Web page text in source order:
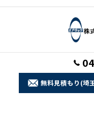
無料見積もり(埼
© 2026 埼玉県加須市のリフ